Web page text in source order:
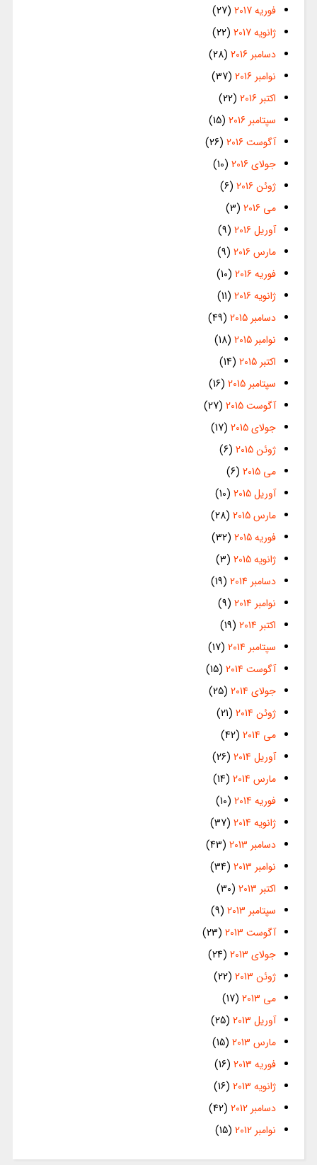
فوریه 2017
(27)
ژانویه 2017
(22)
دسامبر 2016
(28)
نوامبر 2016
(37)
اکتبر 2016
(22)
سپتامبر 2016
(15)
آگوست 2016
(26)
جولای 2016
(10)
ژوئن 2016
(6)
می 2016
(3)
آوریل 2016
(9)
مارس 2016
(9)
فوریه 2016
(10)
ژانویه 2016
(11)
دسامبر 2015
(49)
نوامبر 2015
(18)
اکتبر 2015
(14)
سپتامبر 2015
(16)
آگوست 2015
(27)
جولای 2015
(17)
ژوئن 2015
(6)
می 2015
(6)
آوریل 2015
(10)
مارس 2015
(28)
فوریه 2015
(32)
ژانویه 2015
(3)
دسامبر 2014
(19)
نوامبر 2014
(9)
اکتبر 2014
(19)
سپتامبر 2014
(17)
آگوست 2014
(15)
جولای 2014
(25)
ژوئن 2014
(21)
می 2014
(42)
آوریل 2014
(26)
مارس 2014
(14)
فوریه 2014
(10)
ژانویه 2014
(37)
دسامبر 2013
(43)
نوامبر 2013
(34)
اکتبر 2013
(30)
سپتامبر 2013
(9)
آگوست 2013
(23)
جولای 2013
(24)
ژوئن 2013
(22)
می 2013
(17)
آوریل 2013
(25)
مارس 2013
(15)
فوریه 2013
(16)
ژانویه 2013
(16)
دسامبر 2012
(42)
نوامبر 2012
(15)